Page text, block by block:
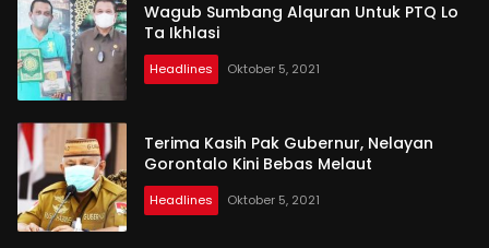
Wagub Sumbang Alquran Untuk PTQ Lo
Ta Ikhlasi
Headlines Oktober 5, 2021
Terima Kasih Pak Gubernur, Nelayan
Gorontalo Kini Bebas Melaut
Headlines Oktober 5, 2021